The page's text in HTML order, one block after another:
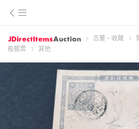
古董、收藏
般郵票
其他